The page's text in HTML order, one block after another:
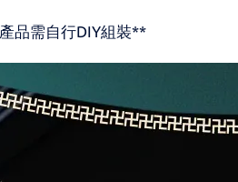
品需自行DIY組裝**